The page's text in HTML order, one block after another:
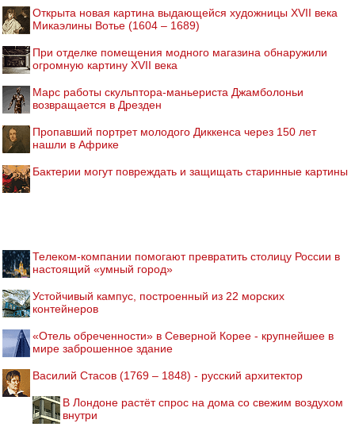
Открыта новая картина выдающейся художницы XVII века
Микаэлины Вотье (1604 – 1689)
При отделке помещения модного магазина обнаружили
огромную картину XVII века
Марс работы скульптора-маньериста Джамболоньи
возвращается в Дрезден
Пропавший портрет молодого Диккенса через 150 лет
нашли в Африке
Бактерии могут повреждать и защищать старинные картины
Телеком-компании помогают превратить столицу России в
настоящий «умный город»
Устойчивый кампус, построенный из 22 морских
контейнеров
«Отель обреченности» в Северной Корее - крупнейшее в
мире заброшенное здание
Василий Стасов (1769 – 1848) - русский архитектор
В Лондоне растёт спрос на дома со свежим воздухом
внутри